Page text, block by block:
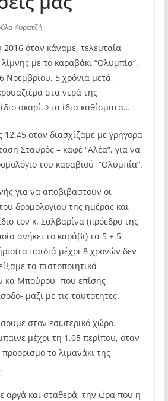
Κυρατζή
2016 όταν κάναμε, τελευταία
με το καραβάκι “Ολυμπία”.
Νοεμβρίου, 5 χρόνια μετά,
στα νερά της
σκαρί. Στα ίδια καθίσματα…
12.45 όταν διασχίζαμε με γρήγορα
Σταυρός – καφέ “Αλέα”, για να
του καραβιού “Ολυμπία”.
για να αποβιβαστούν οι
δρομολογίου της ημέρας και
τον κ. Σαλβαρίνα (πρόεδρο της
ανήκει το καράβι) τα 5 + 5
παιδιά μέχρι 8 χρονών δεν
τα πιστοποιητικά
κα Μπούρου- που επίσης
μαζί με τις ταυτότητες.
στον εσωτερικό χώρο.
μέχρι τη 1.05 περίπου, όταν
το λιμανάκι της
αργά και σταθερά, την ώρα που η